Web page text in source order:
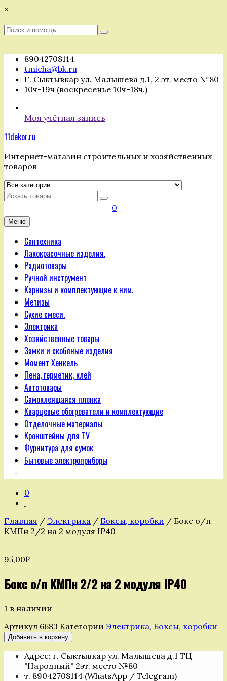
Перейти
содержимому
×
Поиск
Поиск
89042708114
tmicha@bk.ru
Г. Сыктывкар ул. Малышева д.1, 2 эт. место №80
10ч-19ч (воскресенье 10ч-18ч.)
Моя учётная запись
11dekor.ru
Интернет-магазин строительных и хозяйственных
товаров
Искать
0
Меню
Сантехника
Лакокрасочные изделия.
Радиотовары
Ручной инструмент
Карнизы и комплектующие к ним.
Метизы
Сухие смеси.
Электрика
Хозяйственные товары
Замки и скобяные изделия
Момент Хенкель
Пена, герметик, клей
Автотовары
Самоклеящаяся пленка
Кварцевые обогреватели и комплектующие
Отделочные материалы
Кронштейны для TV
Фурнитура для сумок
Бытовые электроприборы
0
Главная / Электрика / Боксы, коробки / Бокс о/п
КМПн 2/2 на 2 модуля IP40
95,00₽
Бокс о/п КМПн 2/2 на 2 модуля IP40
1 в наличии
Артикул 6683 Категории Электрика, Боксы, коробки
Количество
товара
Бокс
Добавить в корзину
Адрес: г. Сыктывкар ул. Малышева д.1 ТЦ
"Народный" 2эт. место №80
т. 89042708114 (WhatsApp / Telegram)